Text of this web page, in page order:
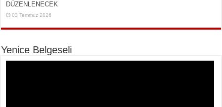
DÜZENLENECEK
03 Temmuz 2026
Yenice Belgeseli